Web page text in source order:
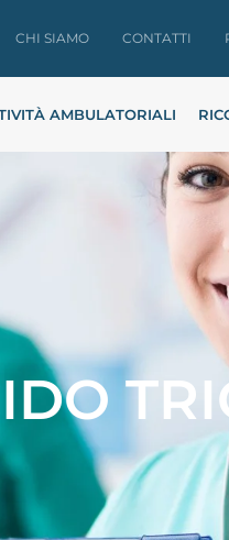
CHI SIAMO CONTATTI
AMBULATORIALI